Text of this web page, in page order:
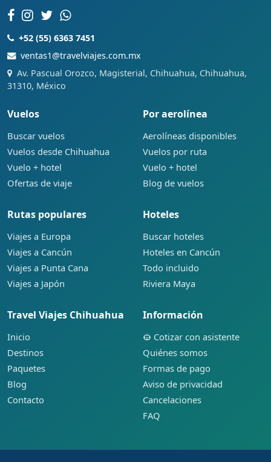
+52 (55) 6363 7451
ventas1@travelviajes.com.mx
Av. Pascual Orozco, Magisterial, Chihuahua, Chihuahua,
31310, México
Vuelos
Buscar vuelos
Vuelos desde Chihuahua
Vuelo + hotel
Ofertas de viaje
Por aerolínea
Aerolíneas disponibles
Vuelos por ruta
Vuelo + hotel
Blog de vuelos
Rutas populares
Viajes a Europa
Viajes a Cancún
Viajes a Punta Cana
Viajes a Japón
Hoteles
Buscar hoteles
Hoteles en Cancún
Todo incluido
Riviera Maya
Travel Viajes Chihuahua
Inicio
Destinos
Paquetes
Blog
Contacto
Información
Cotizar con asistente
Quiénes somos
Formas de pago
Aviso de privacidad
Cancelaciones
FAQ